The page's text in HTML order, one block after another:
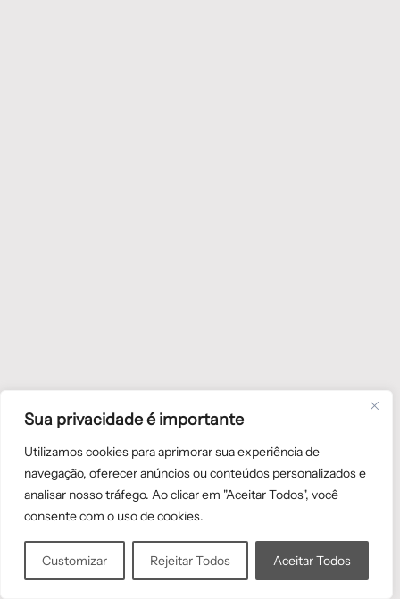
Sua privacidade é importante
Utilizamos cookies para aprimorar sua experiência de
navegação, oferecer anúncios ou conteúdos personalizados e
analisar nosso tráfego. Ao clicar em "Aceitar Todos", você
consente com o uso de cookies.
Customizar Rejeitar Todos Aceitar Todos